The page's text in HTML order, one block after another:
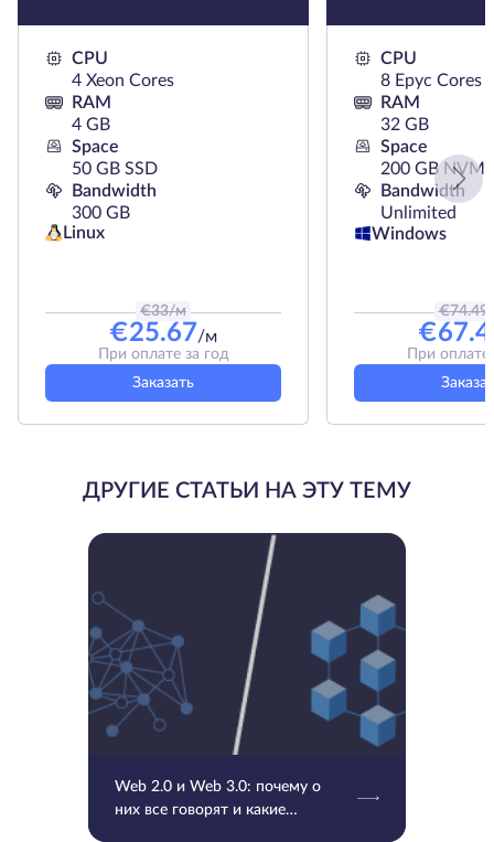
CPU
4 Xeon Cores
RAM
4 GB
Space
50 GB SSD
Bandwidth
300 GB
Linux
€33/м
€25.67/м
При оплате за год
Заказать
CPU
8 Epyc Cores
RAM
32 GB
Space
200 GB NVMe
Bandwidth
Unlimited
Windows
€74.49
€
При оплате
ДРУГИЕ СТАТЬИ НА ЭТУ ТЕМУ
Web 2.0 и Web 3.0: почему о
них все говорят и какие